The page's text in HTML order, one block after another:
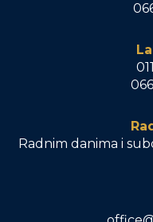
Radnim danima i